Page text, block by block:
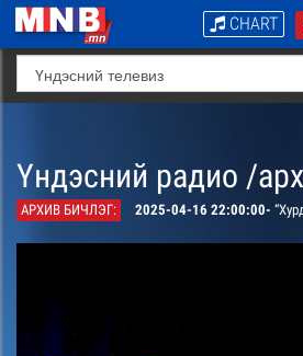
CHART
Үндэсний радио /
АРХИВ БИЧЛЭГ: 2025-04-16 22:00:00-